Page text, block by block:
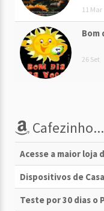
11 Mar
Bom
26 Set
Cafezinho...
Acesse a maior
Dispositivos de
Teste por 30 dias o